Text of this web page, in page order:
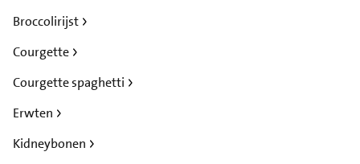
Broccolirijst
Courgette
Courgette spaghetti
Erwten
Kidneybonen